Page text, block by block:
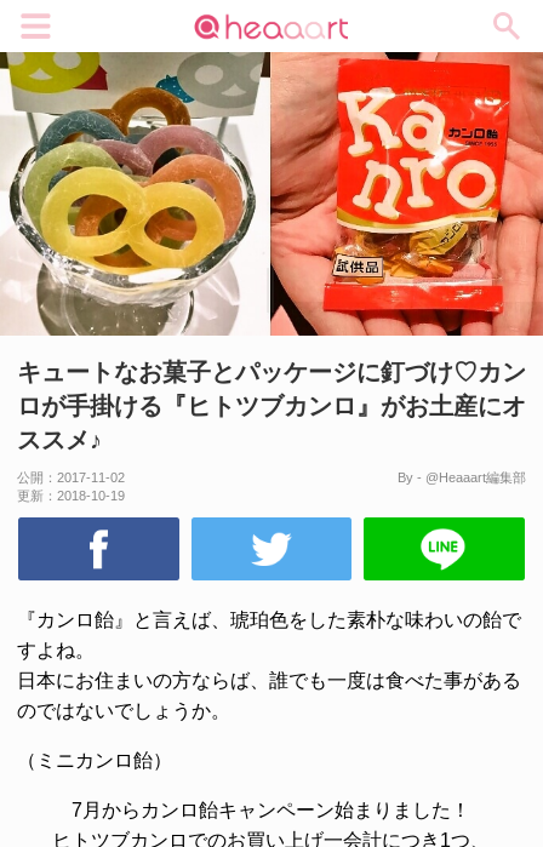
キュートなお菓子とパッケージに釘づけ♡カン
ロが手掛ける『ヒトツブカンロ』がお土産にオ
ススメ♪
公開： 2017-11-02
更新： 2018-10-19
By - @Heaaart編集部
『カンロ飴』
と言えば、琥珀色をした素朴な味わいの飴で
すよね。
日本にお住まいの方ならば、誰でも一度は食べた事がある
のではないでしょうか。
（ミニカンロ飴）
7月からカンロ飴キャンペーン始まりました！
ヒトツブカンロでのお買い上げ一会計につき1つ、